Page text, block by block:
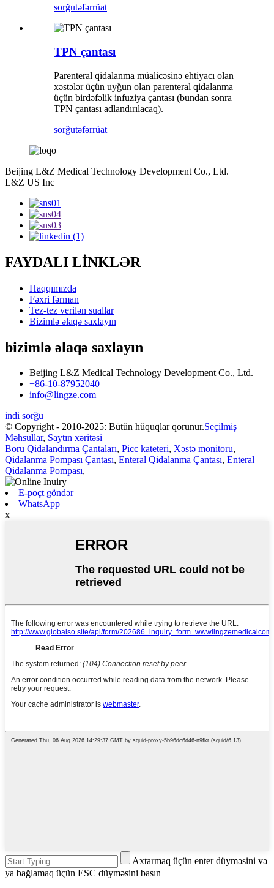
sorğutəfərrüat
TPN çantası
Parenteral qidalanma müalicəsinə ehtiyacı olan
xəstələr üçün uyğun olan parenteral qidalanma
üçün birdəfəlik infuziya çantası (bundan sonra
TPN çantası adlandırılacaq).
sorğutəfərrüat
Beijing L&Z Medical Technology Development Co., Ltd.
L&Z US Inc
FAYDALI LİNKLƏR
Haqqımızda
Fəxri fərman
Tez-tez verilən suallar
Bizimlə əlaqə saxlayın
bizimlə əlaqə saxlayın
Beijing L&Z Medical Technology Development Co., Ltd.
+86-10-87952040
info@lingze.com
indi sorğu
© Copyright - 2010-2025: Bütün hüquqlar qorunur.Seçilmiş
Məhsullar, Saytın xəritəsi
Boru Qidalandırma Çantaları, Picc kateteri, Xəstə monitoru,
Qidalanma Pompası Çantası, Enteral Qidalanma Çantası, Enteral
Qidalanma Pompası,
E-poçt göndər
WhatsApp
x
Axtarmaq üçün enter düyməsini və
ya bağlamaq üçün ESC düyməsini basın